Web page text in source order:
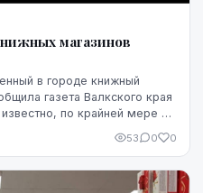
магазинов
в городе книжный
газета Валкского края
по крайней мере в
53 0 0